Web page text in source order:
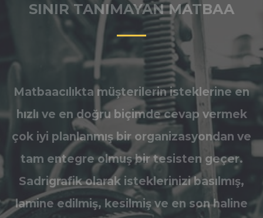
SINIR TANIMAYAN MATBAA
Matbaacılıkta müşterilerin isteklerine en
hızlı ve en doğru biçimde cevap vermek
çok iyi planlanmış bir organizasyondan ve
tam entegre olmuş bir tesisten geçer.
Sadrigrafik olarak isteklerinizi basılmış,
lamine edilmiş, kesilmiş ve en son haline